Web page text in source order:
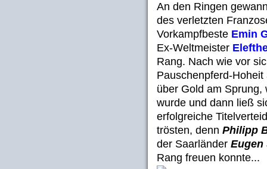
An den Ringen
des verletzten
Vorkampfbeste Emin
Ex-Weltmeister
Rang. Nach wie vor
Pauschenpferd-
über Gold am
wurde und dann ließ
erfolgreiche
trösten, denn Philipp
der Saarländer Eugen
Rang freuen konnte...